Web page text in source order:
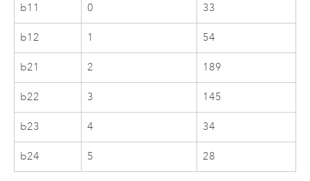
b11 0 33
b12 1 54
b21 2 189
b22 3 145
b23 4 34
b24 5 28